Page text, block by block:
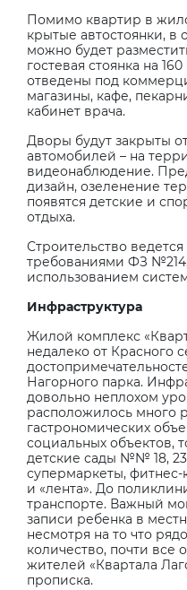
Помимо квартир в
крытые автостоянки,
можно будет
гостевая стоянка на
отведены под
магазины, кафе,
кабинет врача.
Дворы будут закрыты
автомобилей – на
видеонаблюдение.
дизайн, озеленение
появятся детские и
отдыха.
Строительство
требованиями ФЗ
использованием
Инфраструктура
Жилой комплекс
недалеко от Красного
Нагорного парка.
довольно неплохом
расположилось много
гастрономических
социальных объектов,
детские сады №№ 18,
супермаркеты, фитнес-
и «лента». До
транспорте. Важный
записи ребенка в
несмотря на то что
количество, почти все
жителей «Квартала
прописка.